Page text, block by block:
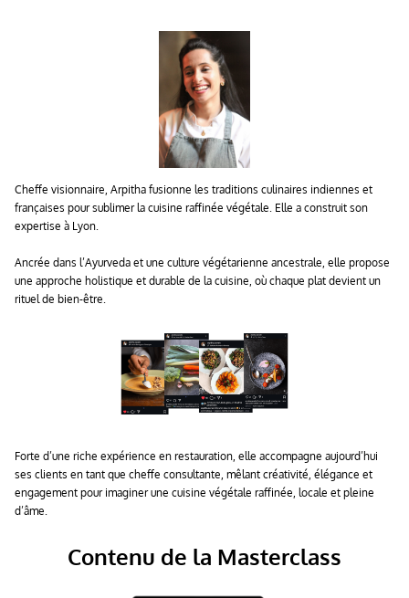
Cheffe visionnaire, Arpitha fusionne les traditions culinaires indiennes et
françaises pour sublimer la cuisine raffinée végétale. Elle a construit son
expertise à Lyon.
Ancrée dans l’Ayurveda et une culture végétarienne ancestrale, elle propose
une approche holistique et durable de la cuisine, où chaque plat devient un
rituel de bien-être.
Forte d’une riche expérience en restauration, elle accompagne aujourd’hui
ses clients en tant que cheffe consultante, mêlant créativité, élégance et
engagement pour imaginer une cuisine végétale raffinée, locale et pleine
d’âme.
Contenu de la Masterclass